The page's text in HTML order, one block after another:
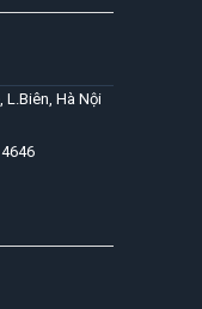
L.Biên, Hà Nội